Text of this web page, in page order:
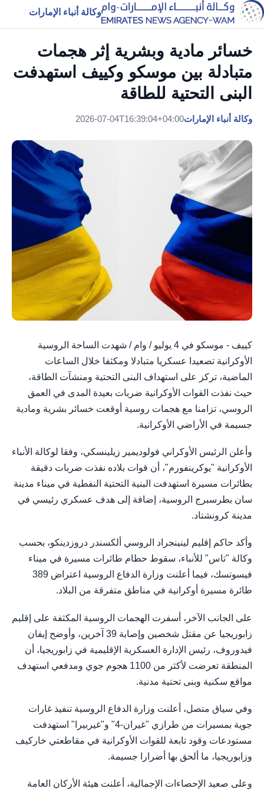
وكالة أنباء الإمارات
خسائر مادية وبشرية إثر هجمات
متبادلة بين موسكو وكييف استهدفت
البنى التحتية للطاقة
وكالة أنباء الإمارات2026-07-04T16:39:04+04:00
كييف - موسكو في 4 يوليو / وام / شهدت الساحة الروسية
الأوكرانية تصعيدا عسكريا متبادلا ومكثفا خلال الساعات
الماضية، تركز على استهداف البنى التحتية ومنشآت الطاقة،
حيث نفذت القوات الأوكرانية ضربات بعيدة المدى في العمق
الروسي، تزامنا مع هجمات روسية أوقعت خسائر بشرية ومادية
جسيمة في الأراضي الأوكرانية.
وأعلن الرئيس الأوكراني فولوديمير زيلينسكي، وفقا لوكالة الأنباء
الأوكرانية "يوكرينفورم"، أن قوات بلاده نفذت ضربات دقيقة
بطائرات مسيرة استهدفت البنية التحتية النفطية في ميناء مدينة
سان بطرسبرج الروسية، إضافة إلى هدف عسكري رئيسي في
مدينة كرونشتاد.
وأكد حاكم إقليم لينينجراد الروسي ألكسندر دروزدينكو، بحسب
وكالة "تاس" للأنباء، سقوط حطام طائرات مسيرة في ميناء
فيسوتسك، فيما أعلنت وزارة الدفاع الروسية اعتراض 389
طائرة مسيرة أوكرانية في مناطق متفرقة من البلاد.
على الجانب الآخر، أسفرت الهجمات الروسية المكثفة على إقليم
زابوريجيا عن مقتل شخصين وإصابة 39 آخرين، وأوضح إيفان
فيدوروف، رئيس الإدارة العسكرية الإقليمية في زابوريجيا، أن
المنطقة تعرضت لأكثر من 1100 هجوم جوي ومدفعي استهدف
مواقع سكنية وبنى تحتية مدنية.
وفي سياق متصل، أعلنت وزارة الدفاع الروسية تنفيذ غارات
جوية بمسيرات من طرازي "غيران-4" و"غيربيرا" استهدفت
مستودعات وقود تابعة للقوات الأوكرانية في مقاطعتي خاركيف
وزابوريجيا، ما ألحق بها أضرارا جسيمة.
وعلى صعيد الإحصاءات الإجمالية، أعلنت هيئة الأركان العامة